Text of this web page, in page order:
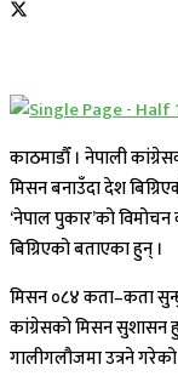
काठमाडौँ । नेपाली
मिसन बनाउँदा देश
‘नेपाल पुकार’को
बिग्रिएको बताएका हुन् ।
मिसन ०८४ कता–कता
कांग्रेसको मिसन सुशासन
गालीगलौजमा उत्रने